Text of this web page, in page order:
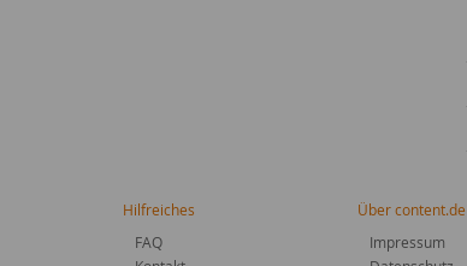
Hilfreiches
FAQ
Über content.de
Impressum